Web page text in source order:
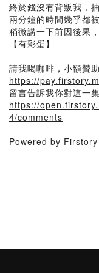
終於錢沒有背叛我，
兩分鐘的時間幾乎都
稍微講一下前因後果
【有彩蛋】
請我喝咖啡，小額贊
https://
留言告訴我你對這一
https://
4/comments
Powered by